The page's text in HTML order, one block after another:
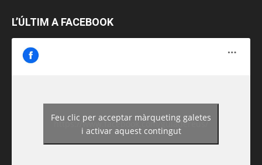
L’ÚLTIM A FACEBOOK
https://www.facebook.com/guiadereus/
Feu clic per acceptar màrqueting galetes
i activar aquest contingut